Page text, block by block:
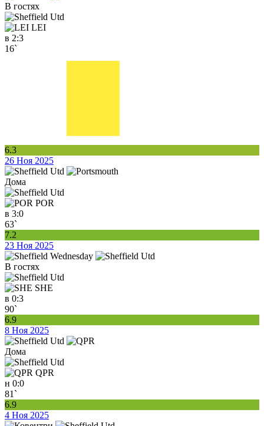
В гостях
LEI
в 2:3
16`
6.3
26 Ноя 2025
Дома
POR
в 3:0
63`
7.2
23 Ноя 2025
В гостях
SHE
в 0:3
90`
6.9
8 Ноя 2025
Дома
QPR
н 0:0
81`
6.9
4 Ноя 2025